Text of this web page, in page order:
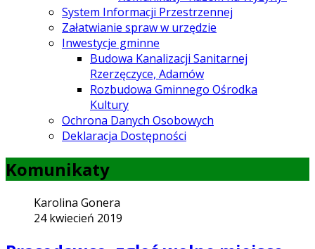
System Informacji Przestrzennej
Załatwianie spraw w urzędzie
Inwestycje gminne
Budowa Kanalizacji Sanitarnej
Rzerzęczyce, Adamów
Rozbudowa Gminnego Ośrodka
Kultury
Ochrona Danych Osobowych
Deklaracja Dostępności
Komunikaty
Karolina Gonera
24 kwiecień 2019